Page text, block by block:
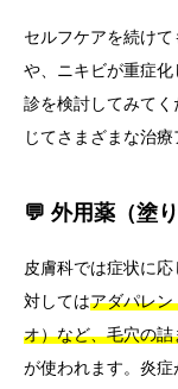
セルフケアを続け
や、ニキビが重症
診を検討してみて
じてさまざまな治療
💬 外用薬（塗り
皮膚科では症状に
対してはアダパレン
オ）など、毛穴の
が使われます。炎